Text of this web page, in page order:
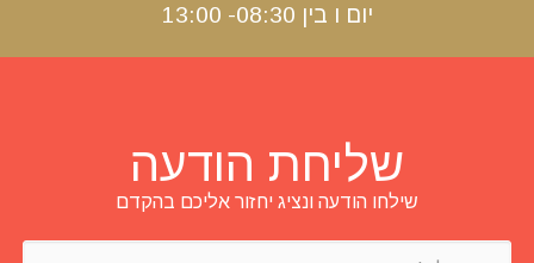
יום ו בין 08:30- 13:00
שליחת הודעה
שילחו הודעה ונציג יחזור אליכם בהקדם